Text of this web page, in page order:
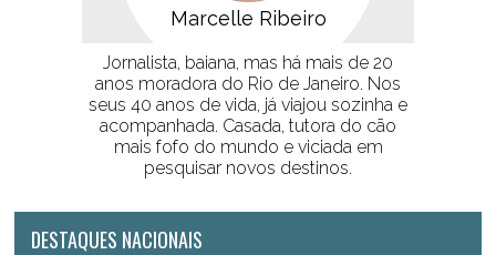
Marcelle Ribeiro
Jornalista, baiana, mas há mais de 20
anos moradora do Rio de Janeiro. Nos
seus 40 anos de vida, já viajou sozinha e
acompanhada. Casada, tutora do cão
mais fofo do mundo e viciada em
pesquisar novos destinos.
DESTAQUES NACIONAIS